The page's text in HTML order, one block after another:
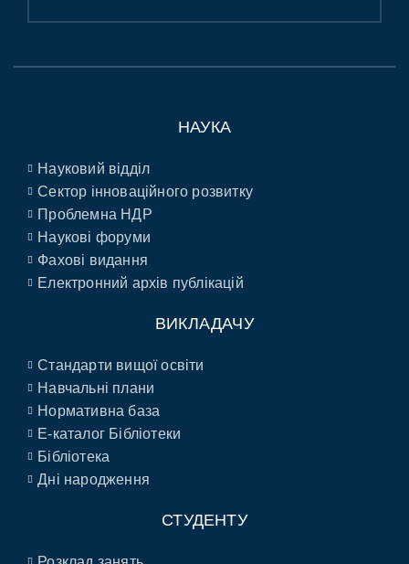
НАУКА
Науковий відділ
Сектор інноваційного розвитку
Проблемна НДР
Наукові форуми
Фахові видання
Електронний архів публікацій
ВИКЛАДАЧУ
Стандарти вищої освіти
Навчальні плани
Нормативна база
E-каталог Бібліотеки
Бібліотека
Дні народження
СТУДЕНТУ